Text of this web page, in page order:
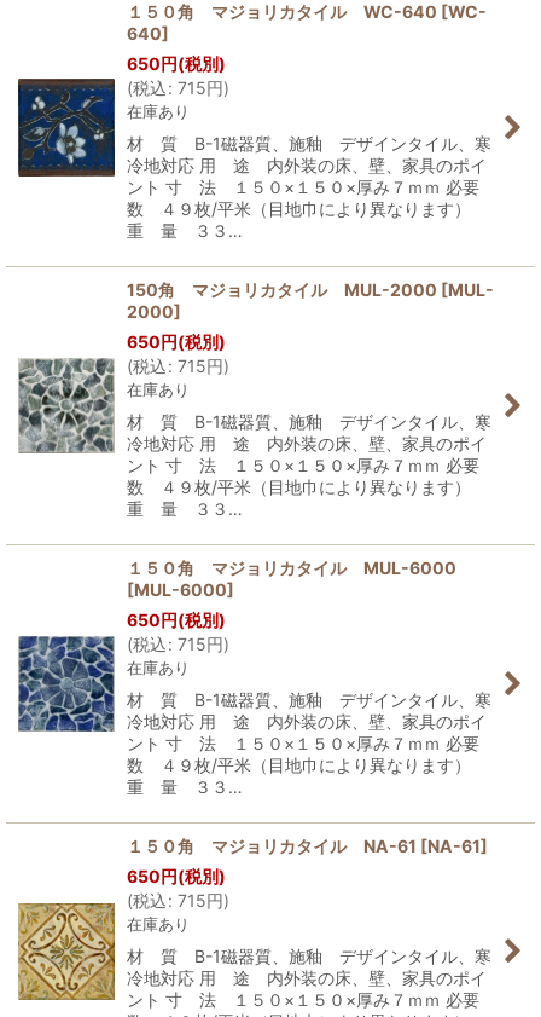
１５０角 マジョリカタイル WC-640 [WC-
640]
650円(税別)
(税込: 715円)
在庫あり
材 質 B-1磁器質、施釉 デザインタイル、寒
冷地対応 用 途 内外装の床、壁、家具のポイ
ント 寸 法 １５０×１５０×厚み７ｍｍ 必要
数 ４９枚/平米（目地巾により異なります）
重 量 ３３…
150角 マジョリカタイル MUL-2000 [MUL-
2000]
650円(税別)
(税込: 715円)
在庫あり
材 質 B-1磁器質、施釉 デザインタイル、寒
冷地対応 用 途 内外装の床、壁、家具のポイ
ント 寸 法 １５０×１５０×厚み７ｍｍ 必要
数 ４９枚/平米（目地巾により異なります）
重 量 ３３…
１５０角 マジョリカタイル MUL-6000
[MUL-6000]
650円(税別)
(税込: 715円)
在庫あり
材 質 B-1磁器質、施釉 デザインタイル、寒
冷地対応 用 途 内外装の床、壁、家具のポイ
ント 寸 法 １５０×１５０×厚み７ｍｍ 必要
数 ４９枚/平米（目地巾により異なります）
重 量 ３３…
１５０角 マジョリカタイル NA-61 [NA-61]
650円(税別)
(税込: 715円)
在庫あり
材 質 B-1磁器質、施釉 デザインタイル、寒
冷地対応 用 途 内外装の床、壁、家具のポイ
ント 寸 法 １５０×１５０×厚み７ｍｍ 必要